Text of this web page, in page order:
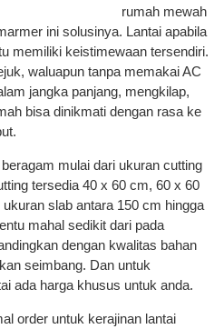
rumah mewah
ini solusinya. Lantai apabila
memiliki keistimewaan tersendiri.
waluapun tanpa memakai AC
jangka panjang, mengkilap,
bisa dinikmati dengan rasa ke
mulai dari ukuran cutting
tersedia 40 x 60 cm, 60 x 60
slab antara 150 cm hingga
mahal sedikit dari pada
dengan kwalitas bahan
seimbang. Dan untuk
ada harga khusus untuk anda.
order untuk kerajinan lantai